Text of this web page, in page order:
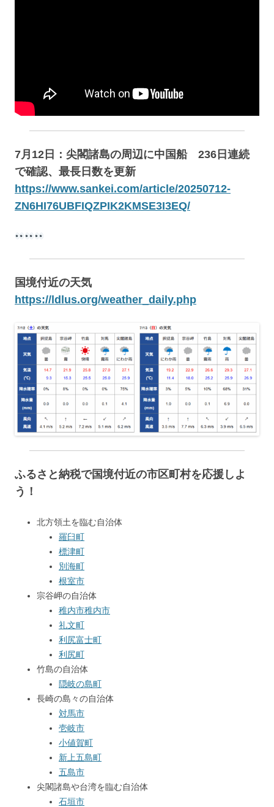
7月12日：尖閣諸島の周辺に中国船 236日連続
で確認、最長日数を更新
https://www.sankei.com/article/20250712-
ZN6HI76UBFIQZPIK2KMSE3I3EQ/
国境付近の天気
https://ldlus.org/weather_daily.php
ふるさと納税で国境付近の市区町村を応援しよ
う！
北方領土を臨む自治体
羅臼町
標津町
別海町
根室市
宗谷岬の自治体
稚内市稚内市
礼文町
利尻富士町
利尻町
竹島の自治体
隠岐の島町
長崎の島々の自治体
対馬市
壱岐市
小値賀町
新上五島町
五島市
尖閣諸島や台湾を臨む自治体
石垣市